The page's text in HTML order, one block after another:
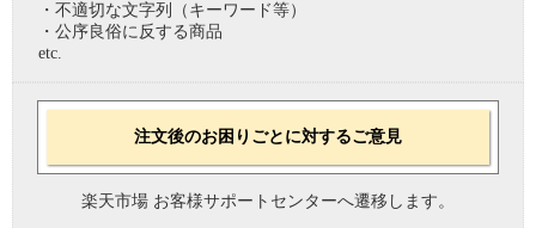
・不適切な文字列（キーワード等）
・公序良俗に反する商品
etc.
注文後のお困りごとに対するご意見
楽天市場 お客様サポートセンターへ遷移します。